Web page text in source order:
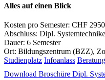
Alles auf einen Blick
Kosten pro Semester: CHF 2950
Abschluss: Dipl.
Dauer: 6 Semester
Ort: Bildungszentrum (BZZ),
Studienplatz Infoanlass Beratung
Download Broschüre Dipl.